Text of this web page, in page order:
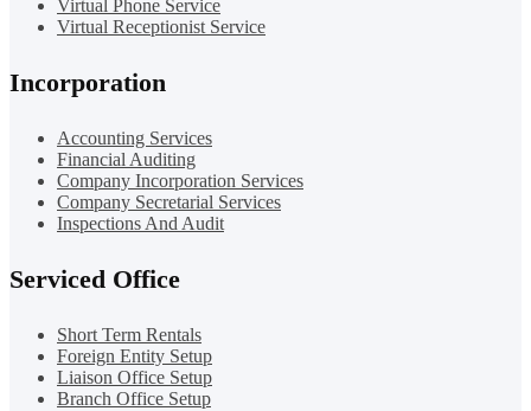
Virtual Phone Service
Virtual Receptionist Service
Incorporation
Accounting Services
Financial Auditing
Company Incorporation Services
Company Secretarial Services
Inspections And Audit
Serviced Office
Short Term Rentals
Foreign Entity Setup
Liaison Office Setup
Branch Office Setup